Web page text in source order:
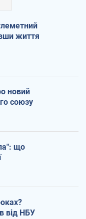
життя
новий
союзу
що
від НБУ